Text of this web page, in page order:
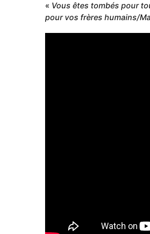
« Vous êtes tombés pour
pour vos frères humains/